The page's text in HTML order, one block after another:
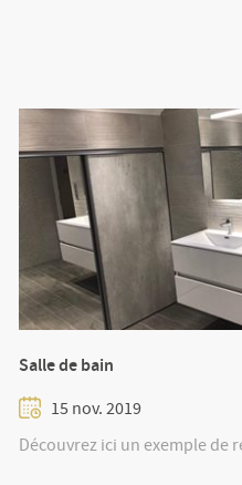
Salle de bain
15 nov. 2019
Découvrez ici un exemple de